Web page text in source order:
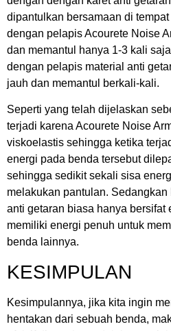
dipantulkan bersamaan di
dengan pelapis Acourete Noise
dan memantul hanya 1-3 kali
dengan pelapis material anti
jauh dan memantul berkali-kali.
Seperti yang telah dijelaskan
terjadi karena Acourete Noise
viskoelastis sehingga ketika
energi pada benda tersebut
sehingga sedikit sekali sisa
melakukan pantulan. Sedangkan
anti getaran biasa hanya bersifat
memiliki energi penuh untuk
benda lainnya.
KESIMPULAN
Kesimpulannya, jika kita ingin
hentakan dari sebuah benda,